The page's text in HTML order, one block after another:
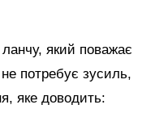
який поважає
потребує зусиль,
яке доводить: